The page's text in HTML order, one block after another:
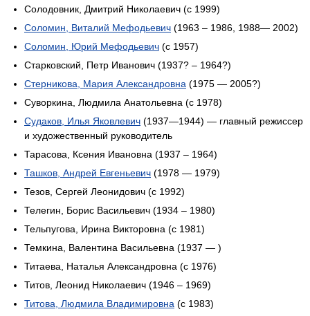
Солодовник, Дмитрий Николаевич (c 1999)
Соломин, Виталий Мефодьевич (1963 – 1986, 1988— 2002)
Соломин, Юрий Мефодьевич (c 1957)
Старковский, Петр Иванович (1937? – 1964?)
Стерникова, Мария Александровна (1975 — 2005?)
Суворкина, Людмила Анатольевна (c 1978)
Судаков, Илья Яковлевич (1937—1944) — главный режиссер
и художественный руководитель
Тарасова, Ксения Ивановна (1937 – 1964)
Ташков, Андрей Евгеньевич (1978 — 1979)
Тезов, Сергей Леонидович (c 1992)
Телегин, Борис Васильевич (1934 – 1980)
Тельпугова, Ирина Викторовна (c 1981)
Темкина, Валентина Васильевна (1937 — )
Титаева, Наталья Александровна (c 1976)
Титов, Леонид Николаевич (1946 – 1969)
Титова, Людмила Владимировна (c 1983)